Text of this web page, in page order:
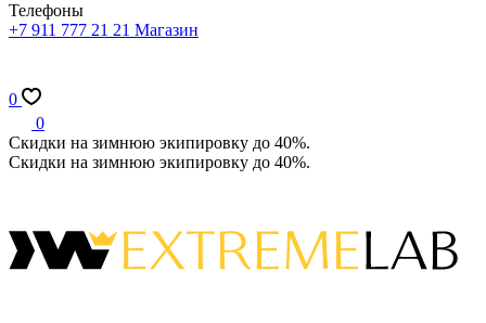
Телефоны
+7 911 777 21 21 Магазин
0
0
Скидки на зимнюю экипировку до 40%.
Скидки на зимнюю экипировку до 40%.